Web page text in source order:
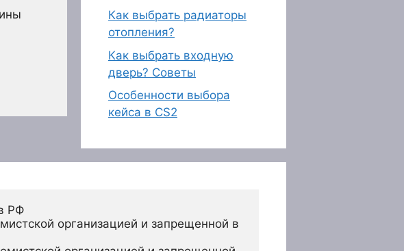
Как выбрать радиаторы
отопления?
Как выбрать входную
дверь? Советы
Особенности выбора
кейса в CS2
РФ
организацией и запрещенной в